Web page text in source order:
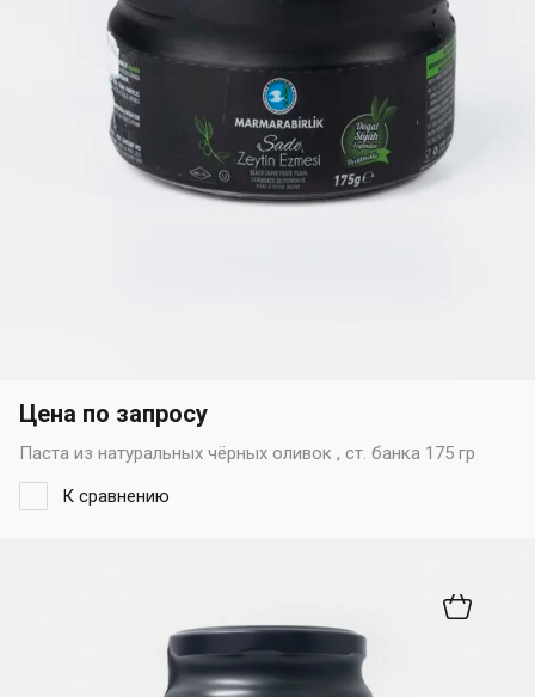
Паста из натуральных чёрных оливок , ст. банка 175 гр
Цена по запросу
К сравнению